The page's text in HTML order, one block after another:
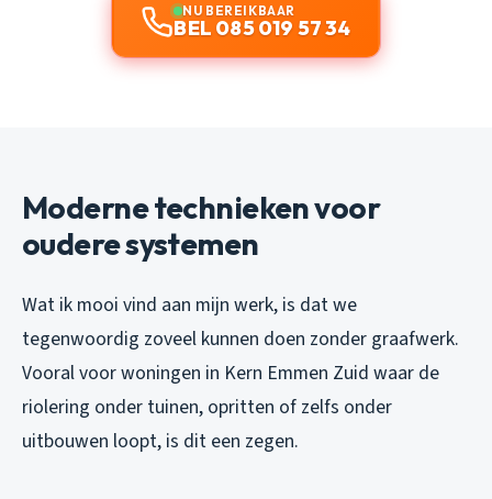
NU BEREIKBAAR
BEL 085 019 57 34
Moderne technieken voor
oudere systemen
Wat ik mooi vind aan mijn werk, is dat we
tegenwoordig zoveel kunnen doen zonder graafwerk.
Vooral voor woningen in Kern Emmen Zuid waar de
riolering onder tuinen, opritten of zelfs onder
uitbouwen loopt, is dit een zegen.